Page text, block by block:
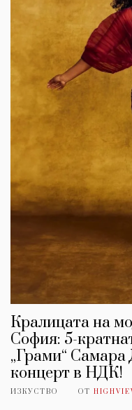
Кралицата на
София: 5-
„Грами“
концерт в НДК!
ИЗКУСТВО ОТ